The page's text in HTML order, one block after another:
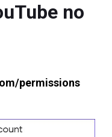
no
permissions